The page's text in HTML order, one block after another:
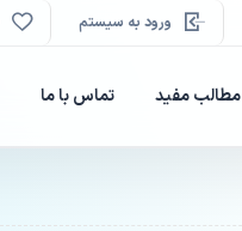
ورود به سیستم
مطالب مفید تماس با ما